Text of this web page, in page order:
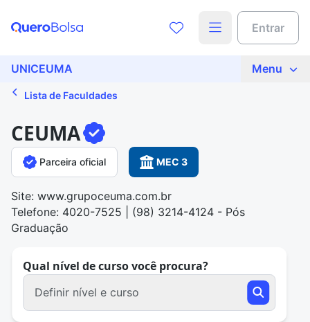
Entrar
UNICEUMA Menu
Lista de Faculdades
CEUMA
Parceira oficial MEC 3
Site: www.grupoceuma.com.br
Telefone: 4020-7525 | (98) 3214-4124 - Pós
Graduação
Qual nível de curso você procura?
Definir nível e curso